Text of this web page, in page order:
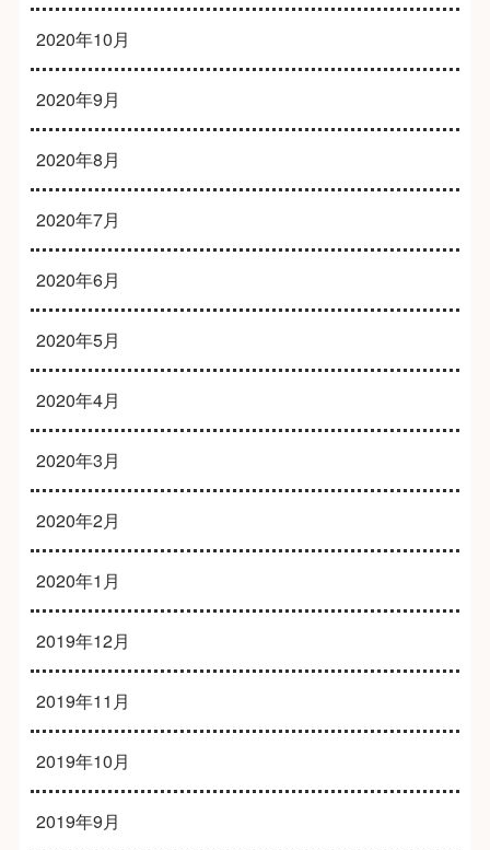
2020年10月
2020年9月
2020年8月
2020年7月
2020年6月
2020年5月
2020年4月
2020年3月
2020年2月
2020年1月
2019年12月
2019年11月
2019年10月
2019年9月